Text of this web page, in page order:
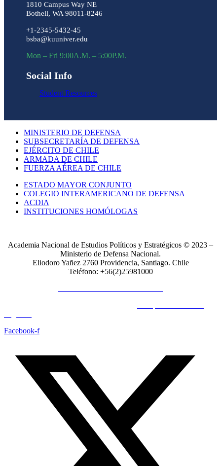
1810 Campus Way NE
Bothell, WA 98011-8246
+1-2345-5432-45
bsba@kuuniver.edu
Mon – Fri 9:00A.M. – 5:00P.M.
Social Info
Student Resources
MINISTERIO DE DEFENSA
SUBSECRETARÍA DE DEFENSA
EJÉRCITO DE CHILE
ARMADA DE CHILE
FUERZA AÉREA DE CHILE
ESTADO MAYOR CONJUNTO
COLEGIO INTERAMERICANO DE DEFENSA
ACDIA
INSTITUCIONES HOMÓLOGAS
Academia Nacional de Estudios Políticos y Estratégicos © 2023 –
Ministerio de Defensa Nacional.
Eliodoro Yañez 2760 Providencia, Santiago. Chile
Teléfono: +56(2)25981000
Facebook-f